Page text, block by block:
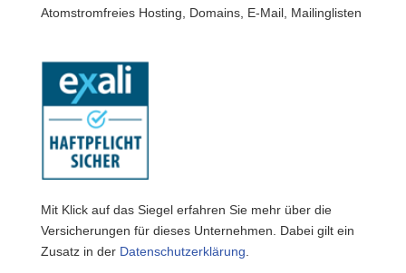
Atomstromfreies Hosting, Domains, E-Mail, Mailinglisten
Mit Klick auf das Siegel erfahren Sie mehr über die
Versicherungen für dieses Unternehmen. Dabei gilt ein
Zusatz in der Datenschutzerklärung